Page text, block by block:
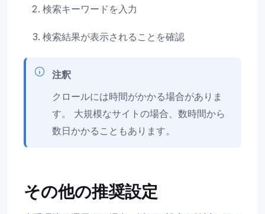
検索キーワードを入力
検索結果が表示されることを確認
注釈
クロールには時間がかかる場合がありま
す。 大規模なサイトの場合、数時間から
数日かかることもあります。
その他の推奨設定